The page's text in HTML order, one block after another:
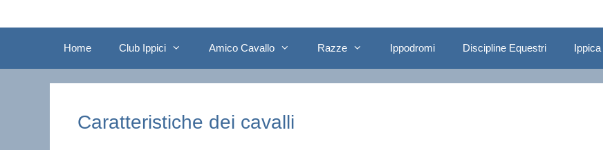
Home Club Ippici Amico Cavallo Razze Ippodromi Discipline Equestri Ippica
Caratteristiche dei cavalli